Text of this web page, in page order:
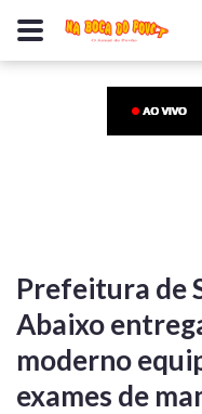
Prefeitura de
Abaixo
moderno
exames de